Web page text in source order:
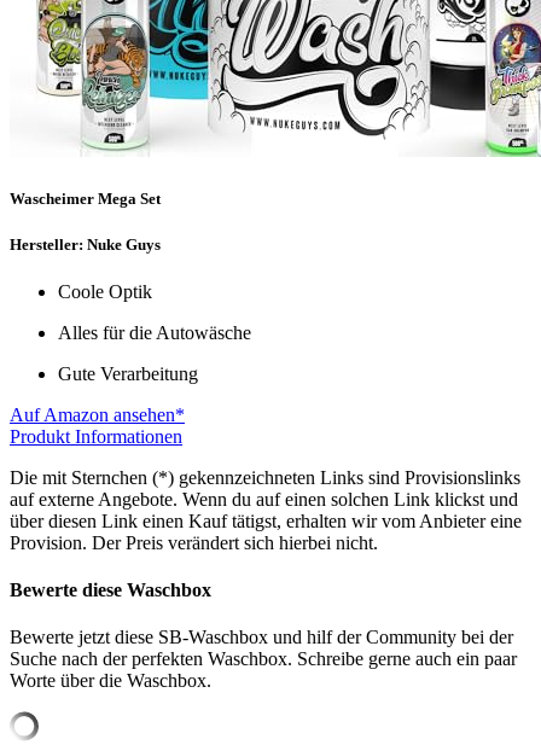
Wascheimer Mega Set
Hersteller: Nuke Guys
Coole Optik
Alles für die Autowäsche
Gute Verarbeitung
Auf Amazon ansehen*
Produkt Informationen
Die mit Sternchen (*) gekennzeichneten Links sind Provisionslinks
auf externe Angebote. Wenn du auf einen solchen Link klickst und
über diesen Link einen Kauf tätigst, erhalten wir vom Anbieter eine
Provision. Der Preis verändert sich hierbei nicht.
Bewerte diese Waschbox
Bewerte jetzt diese SB-Waschbox und hilf der Community bei der
Suche nach der perfekten Waschbox. Schreibe gerne auch ein paar
Worte über die Waschbox.